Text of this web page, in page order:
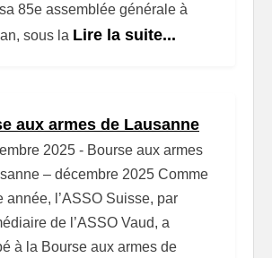
85e assemblée générale à
sous la Lire la suite...
aux armes de Lausanne
2025 - Bourse aux armes
– décembre 2025 Comme
année, l’ASSO Suisse, par
de l’ASSO Vaud, a
à la Bourse aux armes de